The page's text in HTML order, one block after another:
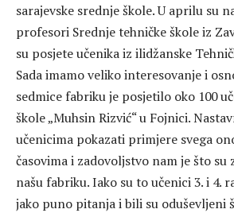
sarajevske srednje škole. U aprilu su
profesori Srednje tehničke škole iz
su posjete učenika iz ilidžanske
Sada imamo veliko interesovanje i
sedmice fabriku je posjetilo oko 100
škole „Muhsin Rizvić“ u Fojnici.
učenicima pokazati primjere svega
časovima i zadovoljstvo nam je što su
našu fabriku. Iako su to učenici 3. i 4.
jako puno pitanja i bili su oduševljeni